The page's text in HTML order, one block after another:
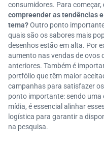
consumidores. Para começar,
compreender as tendências
tema?Outro ponto
quais são os sabores mais
desenhos estão em alta. Por
aumento nas vendas de ovos
anteriores. Também é
portfólio que têm maior
campanhas para satisfazer
ponto importante: sendo
mídia, é essencial alinhar
logística para garantir a
na pesquisa.